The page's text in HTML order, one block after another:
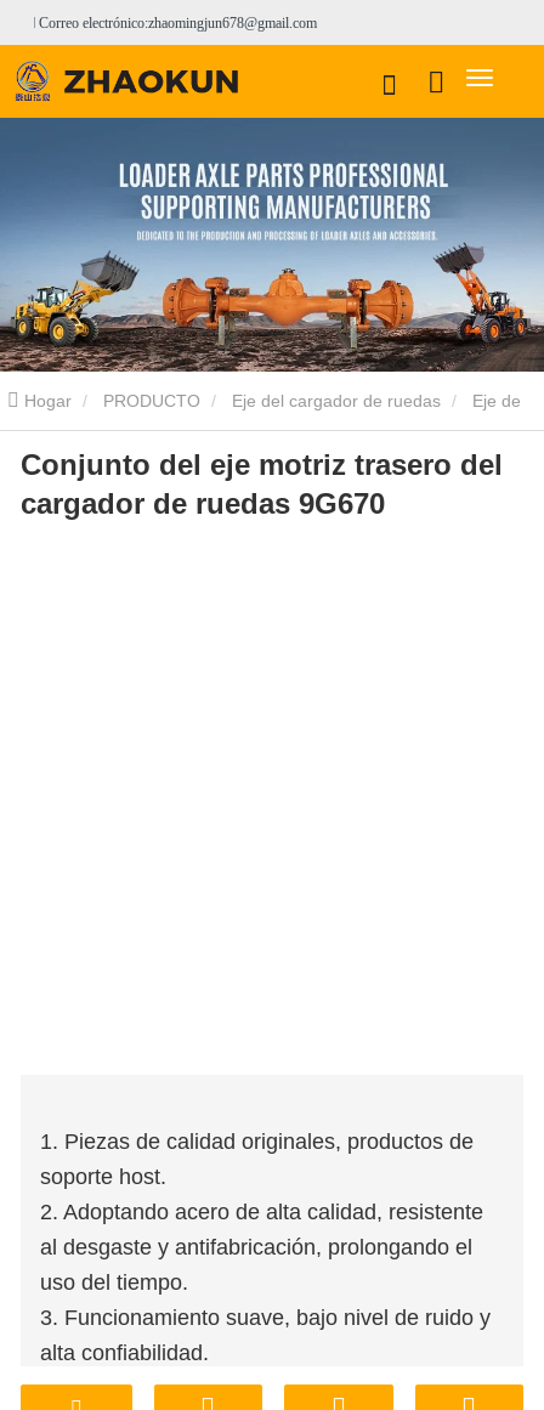
Correo electrónico:zhaomingjun678@gmail.com
Hogar PRODUCTO Eje del cargador de ruedas Eje de
cargadora de ruedas LOVOL Conjunto del eje motriz trasero del
cargador de ruedas 9G670
Conjunto del eje motriz trasero del
cargador de ruedas 9G670
1. Piezas de calidad originales, productos de
soporte host.
2. Adoptando acero de alta calidad, resistente
al desgaste y antifabricación, prolongando el
uso del tiempo.
3. Funcionamiento suave, bajo nivel de ruido y
alta confiabilidad.
4. Tienda de fábrica, personalización de